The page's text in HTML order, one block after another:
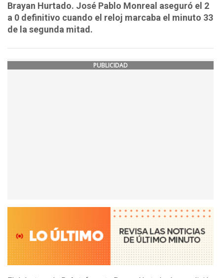
Brayan Hurtado. José Pablo Monreal aseguró el 2
a 0 definitivo cuando el reloj marcaba el minuto 33
de la segunda mitad.
PUBLICIDAD